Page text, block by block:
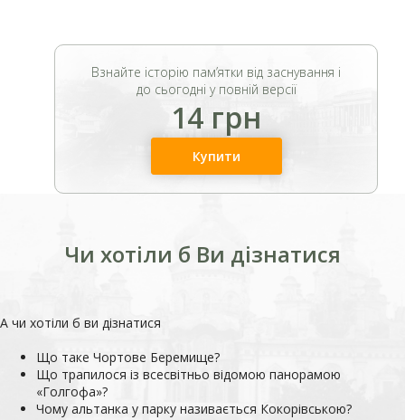
Взнайте історію пам’ятки від заснування і
до сьогодні у повній версії
14 грн
Купити
Чи хотіли б Ви дізнатися
А чи хотіли б ви дізнатися
Що таке Чортове Беремище?
Що трапилося із всесвітньо відомою панорамою
«Голгофа»?
Чому альтанка у парку називається Кокорівською?